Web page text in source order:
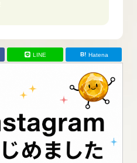
LINE Hatena